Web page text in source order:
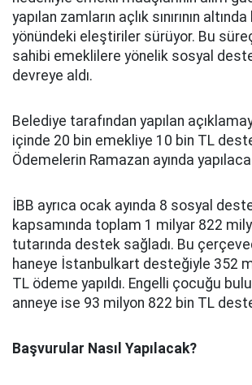
yapılan zamların açlık sınırının altında
yönündeki eleştiriler sürüyor. Bu
sahibi emeklilere yönelik sosyal
devreye aldı.
Belediye tarafından yapılan
içinde 20 bin emekliye 10 bin TL
Ödemelerin Ramazan ayında
İBB ayrıca ocak ayında 8 sosyal
kapsamında toplam 1 milyar 822
tutarında destek sağladı. Bu
haneye İstanbulkart desteğiyle 352
TL ödeme yapıldı. Engelli çocuğu
anneye ise 93 milyon 822 bin TL
Başvurular Nasıl Yapılacak?